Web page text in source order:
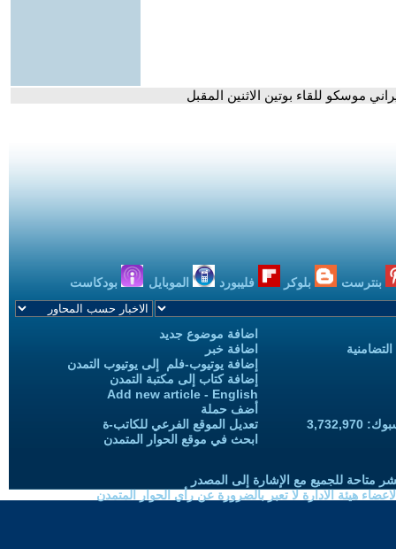
موسكو للقاء بوتين الاثنين المقبل
بنترست بلوكر فليبورد الموبايل بودكاست
اضافة موضوع جديد
اضافة خبر
إضافة يوتيوب-فلم إلى يوتيوب التمدن
إضافة كتاب إلى مكتبة التمدن
Add new article - English
أضف حملة
تعديل الموقع الفرعي للكاتب-ة
ابحث في موقع الحوار المتمدن
متاحة للجميع مع الإشارة إلى المصدر
هيئة الادارة لا تعبر بالضرورة عن رأي الحوار المتمدن